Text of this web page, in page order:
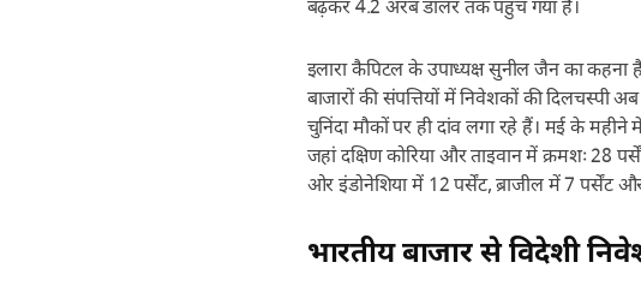
बढ़कर 4.2 अरब डॉलर तक पहुंच गया है।
इलारा कैपिटल के उपाध्यक्ष सुनील जैन का
बाजारों की संपत्तियों में निवेशकों की
चुनिंदा मौकों पर ही दांव लगा रहे हैं। मई के महीने
जहां दक्षिण कोरिया और ताइवान में क्रमशः 28
ओर इंडोनेशिया में 12 पर्सेंट, ब्राजील में 7 पर्सेंट
भारतीय बाजार से विदेशी